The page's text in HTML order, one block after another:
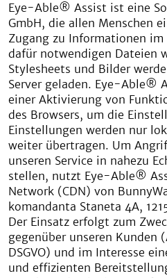
Eye-Able® Assist ist eine
GmbH, die allen Menschen
Zugang zu Informationen
dafür notwendigen Dateien
Stylesheets und Bilder
Server geladen. Eye-Able®
einer Aktivierung von
des Browsers, um die
Einstellungen werden nur
weiter übertragen. Um
unseren Service in nahezu
stellen, nutzt Eye-Able®
Network (CDN) von
komandanta Staneta 4A,
Der Einsatz erfolgt zum
gegenüber unseren Kunden
DSGVO) und im Interesse
und effizienten